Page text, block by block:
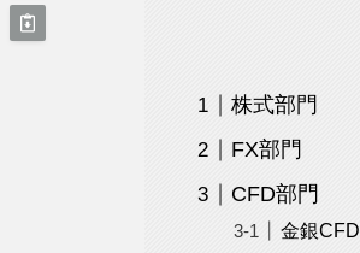
株式部門
FX部門
CFD部門
金銀CFD